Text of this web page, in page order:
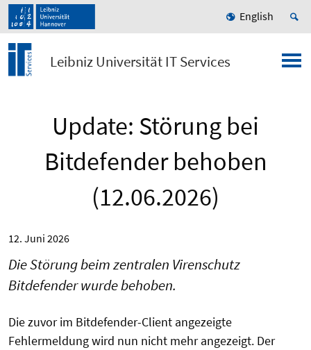
English
Leibniz Universität IT Services
Update: Störung bei
Bitdefender behoben
(12.06.2026)
12. Juni 2026
Die Störung beim zentralen Virenschutz
Bitdefender wurde behoben.
Die zuvor im Bitdefender-Client angezeigte
Fehlermeldung wird nun nicht mehr angezeigt. Der